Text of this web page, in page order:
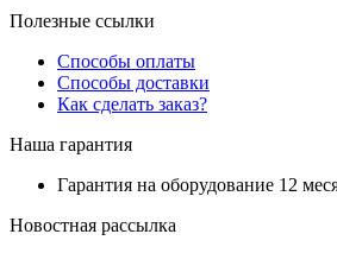
Полезные ссылки
Способы оплаты
Способы доставки
Как сделать заказ?
Наша гарантия
Гарантия на оборудование 12
Новостная рассылка